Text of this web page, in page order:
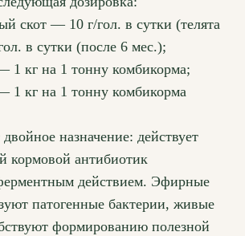
скот — 10 г/гол. в сутки (телята
в сутки (после 6 мес.);
1 кг на 1 тонну комбикорма;
1 кг на 1 тонну комбикорма
назначение: действует
кормовой антибиотик
действием. Эфирные
патогенные бактерии, живые
формированию полезной